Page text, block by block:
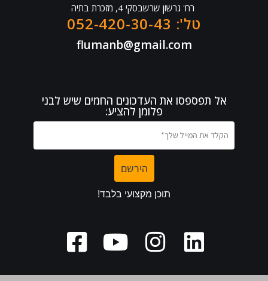
רח' גרשון שרשבסקי 4, מזכרת בתיה
טל': 052-420-30-43
flumanb@gmail.com
אל תפספסו את העדכונים החמים שיש לבני
פלומן להציע: